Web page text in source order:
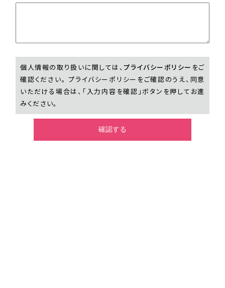
個人情報の取り扱いに関しては、プライバシーポリシー をご
確認ください。 プライバシーポリシーをご確認のうえ、同意
いただける場合は、「入力内容を確認」ボタンを押してお進
みください。